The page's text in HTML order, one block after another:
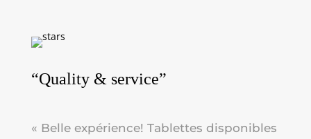
“Quality & service”
« Belle expérience! Tablettes disponibles